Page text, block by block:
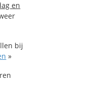
en
bij
»